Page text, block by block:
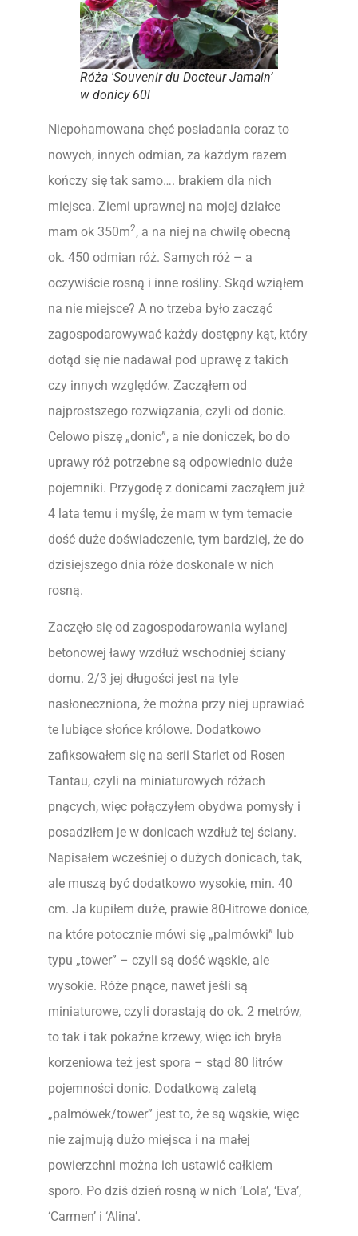
Róża 'Souvenir du Docteur Jamain’
w donicy 60l
Niepohamowana chęć posiadania coraz to
nowych, innych odmian, za każdym razem
kończy się tak samo…. brakiem dla nich
miejsca. Ziemi uprawnej na mojej działce
mam ok 350m2, a na niej na chwilę obecną
ok. 450 odmian róż. Samych róż – a
oczywiście rosną i inne rośliny. Skąd wziąłem
na nie miejsce? A no trzeba było zacząć
zagospodarowywać każdy dostępny kąt, który
dotąd się nie nadawał pod uprawę z takich
czy innych względów. Zacząłem od
najprostszego rozwiązania, czyli od donic.
Celowo piszę „donic”, a nie doniczek, bo do
uprawy róż potrzebne są odpowiednio duże
pojemniki. Przygodę z donicami zacząłem już
4 lata temu i myślę, że mam w tym temacie
dość duże doświadczenie, tym bardziej, że do
dzisiejszego dnia róże doskonale w nich
rosną.
Zaczęło się od zagospodarowania wylanej
betonowej ławy wzdłuż wschodniej ściany
domu. 2/3 jej długości jest na tyle
nasłoneczniona, że można przy niej uprawiać
te lubiące słońce królowe. Dodatkowo
zafiksowałem się na serii Starlet od Rosen
Tantau, czyli na miniaturowych różach
pnących, więc połączyłem obydwa pomysły i
posadziłem je w donicach wzdłuż tej ściany.
Napisałem wcześniej o dużych donicach, tak,
ale muszą być dodatkowo wysokie, min. 40
cm. Ja kupiłem duże, prawie 80-litrowe donice,
na które potocznie mówi się „palmówki” lub
typu „tower” – czyli są dość wąskie, ale
wysokie. Róże pnące, nawet jeśli są
miniaturowe, czyli dorastają do ok. 2 metrów,
to tak i tak pokaźne krzewy, więc ich bryła
korzeniowa też jest spora – stąd 80 litrów
pojemności donic. Dodatkową zaletą
„palmówek/tower” jest to, że są wąskie, więc
nie zajmują dużo miejsca i na małej
powierzchni można ich ustawić całkiem
sporo. Po dziś dzień rosną w nich ‘Lola’, ‘Eva’,
‘Carmen’ i ‘Alina’.